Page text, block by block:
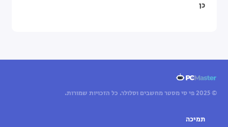
כן
© 2025 פי סי מסטר מחשבים וסלולר. כל הזכויות שמורות.
תמיכה